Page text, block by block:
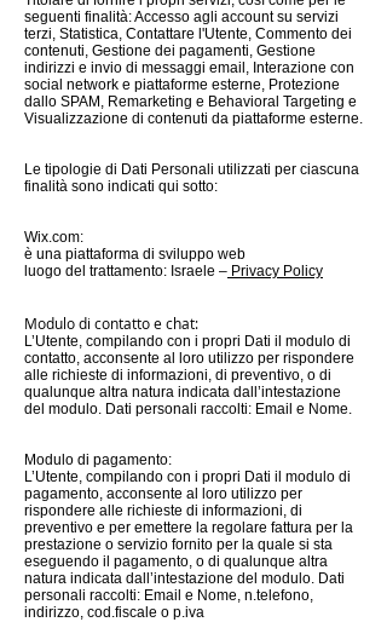
seguenti finalità: Accesso agli account su servizi
terzi, Statistica, Contattare l'Utente, Commento dei
contenuti, Gestione dei pagamenti, Gestione
indirizzi e invio di messaggi email, Interazione con
social network e piattaforme esterne, Protezione
dallo SPAM, Remarketing e Behavioral Targeting e
Visualizzazione di contenuti da piattaforme esterne.
Le tipologie di Dati Personali utilizzati per ciascuna
finalità sono indicati qui sotto:
Wix.com:
è una piattaforma di sviluppo web
luogo del trattamento: Israele – Privacy Policy
Modulo di contatto e chat:
L’Utente, compilando con i propri Dati il modulo di
contatto, acconsente al loro utilizzo per rispondere
alle richieste di informazioni, di preventivo, o di
qualunque altra natura indicata dall’intestazione
del modulo. Dati personali raccolti: Email e Nome.
Modulo di pagamento:
L’Utente, compilando con i propri Dati il modulo di
pagamento, acconsente al loro utilizzo per
rispondere alle richieste di informazioni, di
preventivo e per emettere la regolare fattura per la
prestazione o servizio fornito per la quale si sta
eseguendo il pagamento, o di qualunque altra
natura indicata dall’intestazione del modulo. Dati
personali raccolti: Email e Nome, n.telefono,
indirizzo, cod.fiscale o p.iva